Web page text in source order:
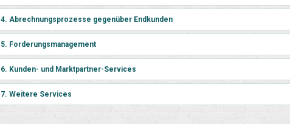
4. Abrechnungsprozesse gegenüber Endkunden
5. Forderungsmanagement
6. Kunden- und Marktpartner-Services
7. Weitere Services